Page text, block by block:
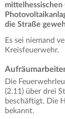
die Straße
Es sei niemand
Kreisfeuerwehr.
Die
(2.11) über drei
beschäftigt. Die
bekannt.